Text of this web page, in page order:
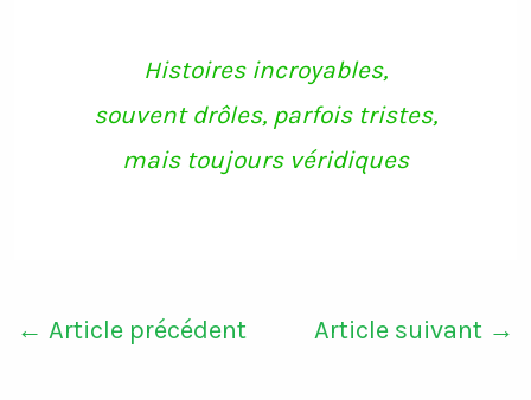
m
Histoires incroyables,
souvent drôles, parfois tristes,
mais toujours véridiques
← Article précédent Article suivant →